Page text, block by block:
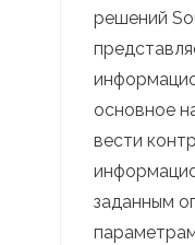
решений
основное
вести
заданным